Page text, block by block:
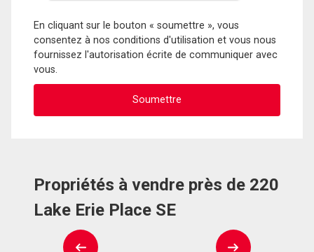
En cliquant sur le bouton « soumettre », vous
consentez à nos conditions d'utilisation et vous nous
fournissez l'autorisation écrite de communiquer avec
vous.
Propriétés à vendre près de 220
Lake Erie Place SE